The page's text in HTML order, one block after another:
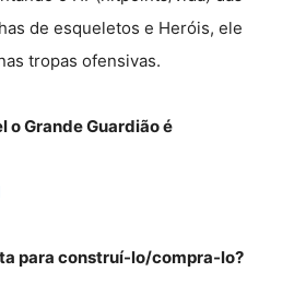
de esqueletos e Heróis, ele
tropas ofensivas.
o Grande Guardião é
para construí-lo/compra-lo?